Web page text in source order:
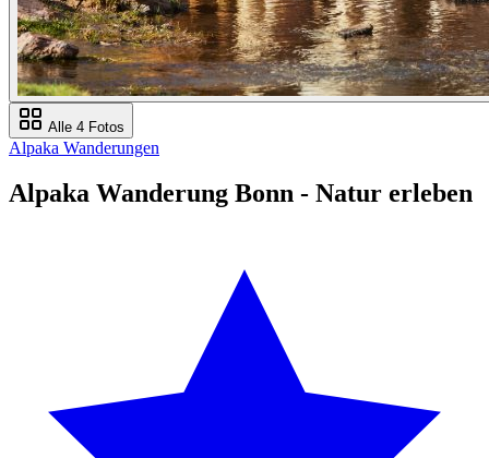
Alle 4 Fotos
Alpaka Wanderungen
Alpaka Wanderung Bonn - Natur erleben